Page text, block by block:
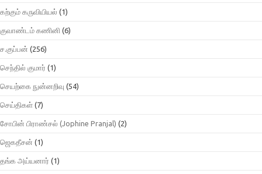
கற்கும் கருவியியல் (1)
குவாண்டம் கணினி (6)
ச.குப்பன் (256)
செந்தில் குமார் (1)
செயற்கை நுன்னறிவு (54)
செய்திகள் (7)
சோபின் பிராண்சல் (Jophine Pranjal) (2)
ஜெகதீசன் (1)
தங்க அய்யனார் (1)